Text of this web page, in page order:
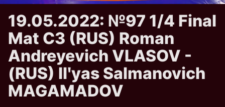
19.05.2022: №97 1/4 Final
Mat C3 (RUS) Roman
Andreyevich VLASOV -
(RUS) Ilʹyas Salmanovich
MAGAMADOV